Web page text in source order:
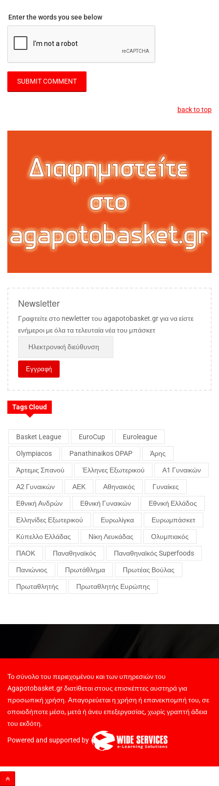
Enter the words you see below
back to top
Newsletter
Γραφτείτε στο newletter του agapotobasket.gr για να είστε
ενήμεροι με όλα τα τελευταία νέα του μπάσκετ
Tags Cloud
Basket League EuroCup Euroleague
Olympiacos Panathinaikos OPAP Άρης
Άρτεμις Σπανού Έλληνες Εξωτερικού Α1 Γυναικών
Α2 Γυναικών ΑΕΚ Αθηναικός Γυναίκες
Εθνική Ανδρών Εθνική Γυναικών Εθνική Ελλάδος
Ελληνίδες Εξωτερικού Ευρωλίγκα Ευρωμπάσκετ
Κύπελλο Ελλάδας Νίκη Λευκάδας Ολυμπιακός
ΠΑΟΚ Παναθηναϊκός Παναθηναϊκός Superfoods
Πανιώνιος Πρωτάθλημα Πρωτέας Βούλας
Πρωταθλητής Πρωταθλητής Ευρώπης
Το σύνολο του περιεχομένου και των υπηρεσιών του
Agapotobasket.gr διατίθεται στους επισκέπτες αυστηρά για
προσωπική χρήση. Απαγορεύεται η χρήση ή επανεκπομπή του, σε
οποιοδήποτε μέσο, μετά ή άνευ επεξεργασίας, χωρίς γραπτή άδεια
του εκδότη.
Powered and supported by